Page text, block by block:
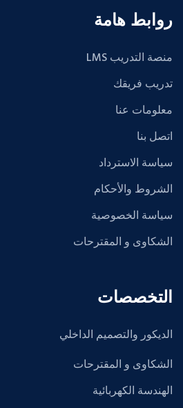
روابط هامة
منصة التدريب LMS
تدريب فريقك
معلومات عنا
اتصل بنا
سياسة الاسترداد
الشروط والأحكام
سياسة الخصوصية
الشكاوى و المقترحات
التخصصات
الديكور والتصميم الداخلي
الشكاوى و المقترحات
الهندسة الكهربائية